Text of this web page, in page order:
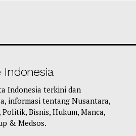
Indonesia terkini dan
informasi tentang Nusantara,
Bisnis, Hukum, Manca,
& Medsos.